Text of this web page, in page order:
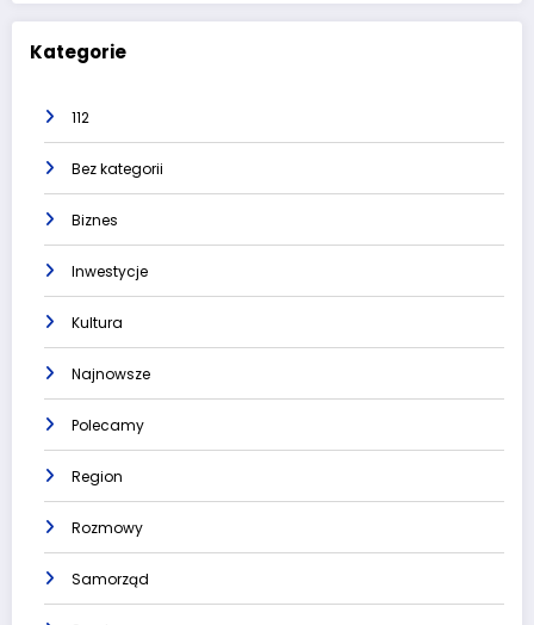
Kategorie
112
Bez kategorii
Biznes
Inwestycje
Kultura
Najnowsze
Polecamy
Region
Rozmowy
Samorząd